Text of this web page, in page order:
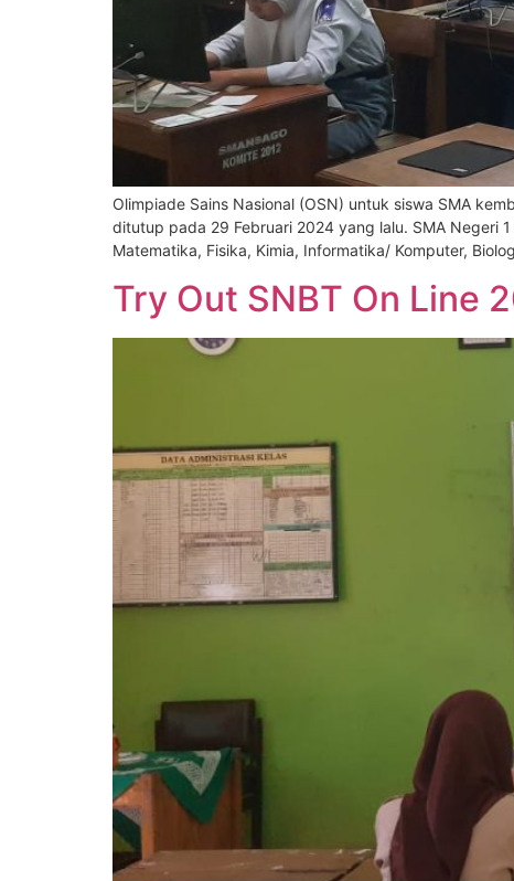
Olimpiade Sains Nasional (OSN) untuk siswa SMA
ditutup pada 29 Februari 2024 yang lalu. SMA Negeri
Matematika, Fisika, Kimia, Informatika/ Komputer,
Try Out SNBT On Line